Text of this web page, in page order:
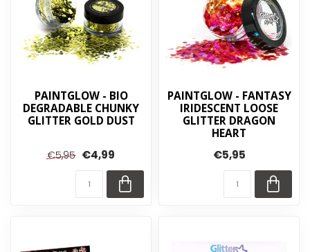
PAINTGLOW - BIO
DEGRADABLE CHUNKY
GLITTER GOLD DUST
€5,95 €4,99
PAINTGLOW - FANTASY
IRIDESCENT LOOSE
GLITTER DRAGON
HEART
€5,95